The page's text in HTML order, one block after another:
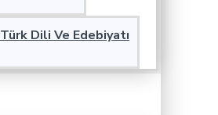
Türk Dili Ve Edebiyatı